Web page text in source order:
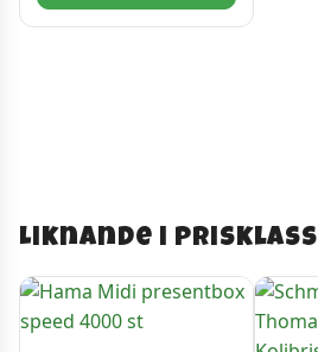
Liknande i prisklass